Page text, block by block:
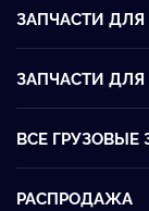
ЗАПЧАСТИ
ЗАПЧАСТИ ДЛЯ
ВСЕ
РАСПРОДАЖА